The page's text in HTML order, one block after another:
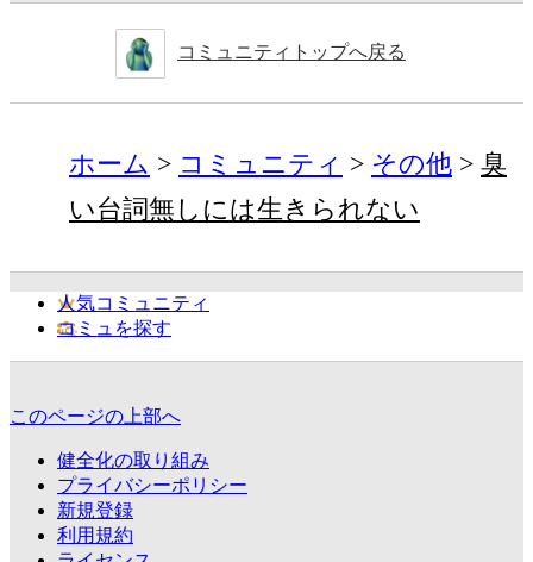
コミュニティトップへ戻る
ホーム コミュニティ その他
臭
い台詞無しには生きられない
人気コミュニティ
コミュを探す
このページの上部へ
健全化の取り組み
プライバシーポリシー
新規登録
利用規約